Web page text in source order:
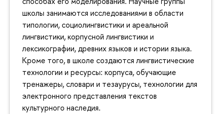
школы занимаются исследованиями в области
типологии, социолингвистики и ареальной
лингвистики, корпусной лингвистики и
лексикографии, древних языков и истории языка.
Кроме того, в школе создаются лингвистические
технологии и ресурсы: корпуса, обучающие
тренажеры, словари и тезаурусы, технологии для
электронного представления текстов
культурного наследия.